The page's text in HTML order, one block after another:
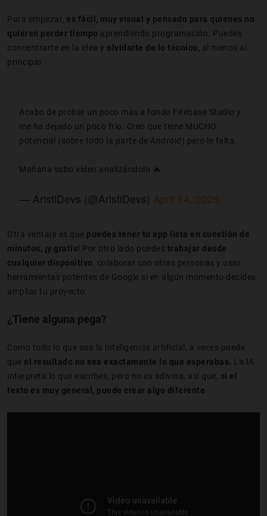
Para empezar, es fácil, muy visual y pensado para quienes no
quieren perder tiempo aprendiendo programación. Puedes
concentrarte en la idea y olvidarte de lo técnico, al menos al
principio.
Acabo de probar un poco más a fondo Firebase Studio y
me ha dejado un poco frío. Creo que tiene MUCHO
potencial (sobre todo la parte de Android) pero le falta.
Mañana subo vídeo analizándolo 🔥
— AristiDevs (@AristiDevs) April 14, 2025
Otra ventaja es que puedes tener tu app
lista en cuestión de
minutos , ¡y gratis! Por otro lado puedes trabajar desde
cualquier dispositivo , colaborar con otras personas y usar
herramientas potentes de Google si en algún momento decides
ampliar tu proyecto.
¿Tiene alguna pega?
Como todo lo que usa la inteligencia artificial, a veces puede
que el resultado no sea exactamente lo que esperabas. La IA
interpreta lo que escribes, pero no es adivina, así que, si el
texto es muy general, puede crear algo diferente